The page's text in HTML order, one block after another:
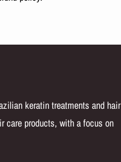
keratin treatments and hair
care products, with a focus on